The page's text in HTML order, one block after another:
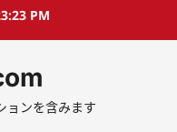
PM
ョンを含みます